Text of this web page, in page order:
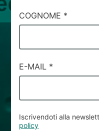
COGNOME *
E-MAIL *
Iscrivendoti alla
policy